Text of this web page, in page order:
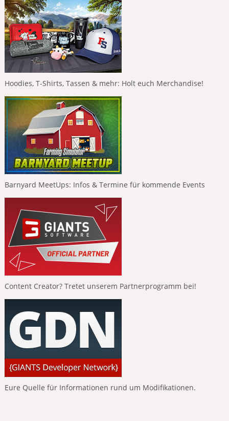
Hoodies, T-Shirts, Tassen & mehr: Holt euch Merchandise!
Barnyard MeetUps: Infos & Termine für kommende Events
Content Creator? Tretet unserem Partnerprogramm bei!
Eure Quelle für Informationen rund um Modifikationen.